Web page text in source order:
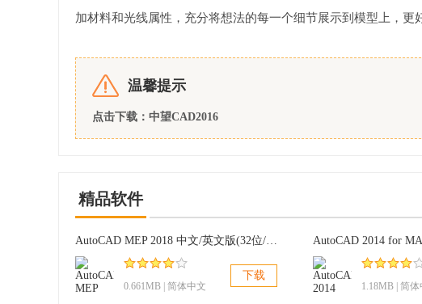
加材料和光线属性，充分将想法的每一个细节展示到模型上，更
温馨提示
点击下载： 中望CAD2016
精品软件
AutoCAD MEP 2018 中文/英文版(32位/64位)
0.661MB | 简体中文
下载
AutoCAD 2014 for
1.18MB | 简体